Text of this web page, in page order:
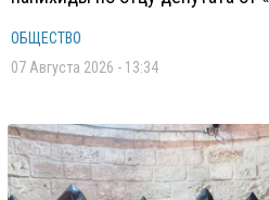
ОБЩЕСТВО
07 Августа 2026 - 13:34